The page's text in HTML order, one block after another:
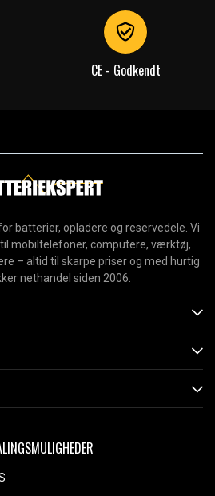
CE - Godkendt
batterier, opladere og reservedele. Vi
mobiltelefoner, computere, værktøj,
– altid til skarpe priser og med hurtig
nethandel siden 2006.